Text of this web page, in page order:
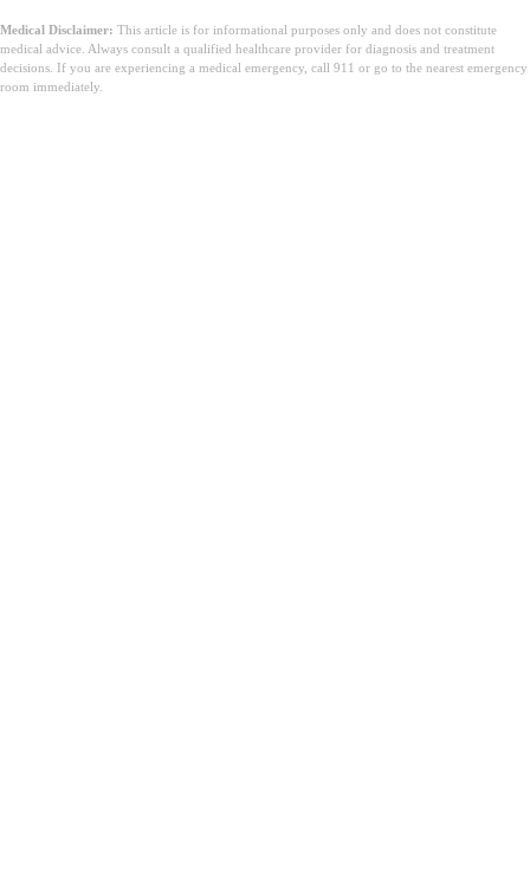
Medical Disclaimer: This article is for informational purposes only and does not constitute
medical advice. Always consult a qualified healthcare provider for diagnosis and treatment
decisions. If you are experiencing a medical emergency, call 911 or go to the nearest emergency
room immediately.